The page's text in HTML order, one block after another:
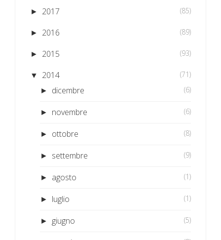
► 2017 (85)
► 2016 (89)
► 2015 (93)
▼ 2014 (71)
► dicembre (6)
► novembre (6)
► ottobre (8)
► settembre (9)
► agosto (1)
► luglio (1)
► giugno (5)